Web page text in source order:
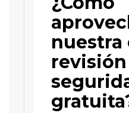
nuestra